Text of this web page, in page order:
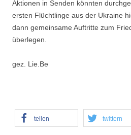
Aktionen in Senden könnten
ersten Flüchtlinge aus der Ukraine
dann gemeinsame Auftritte zum
überlegen.
gez. Lie.Be
teilen twittern